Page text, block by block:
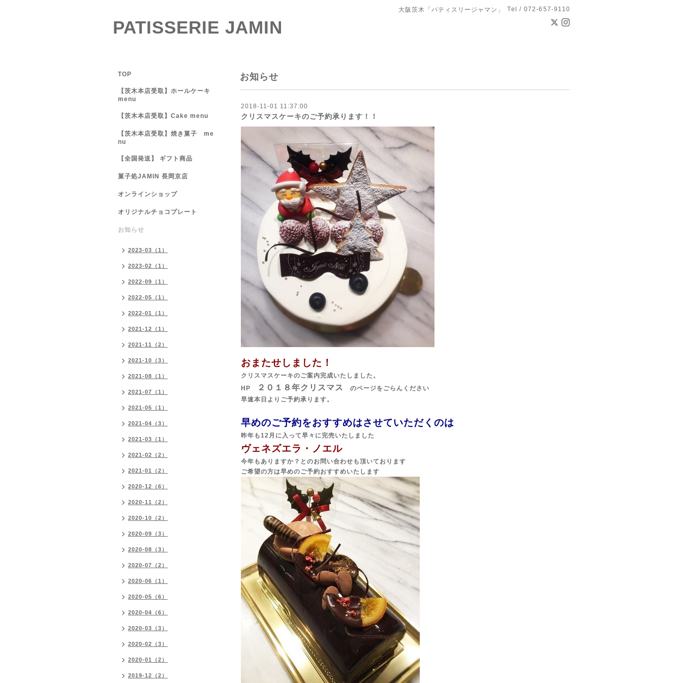
大阪茨木「パティスリージャマン」 Tel / 072-657-9110
PATISSERIE JAMIN
お知らせ
2018-11-01 11:37:00
クリスマスケーキのご予約承ります！！
おまたせしました！
クリスマスケーキのご案内完成いたしました。
HP
２０１８年クリスマス
のページをごらんください
早速本日よりご予約承ります。
早めのご予約をおすすめはさせていただくのは
昨年も12月に入って早々に完売いたしました
ヴェネズエラ・ノエル
今年もありますか？とのお問い合わせも頂いております
ご希望の方は早めのご予約おすすめいたします
TOP
【茨木本店受取】ホールケーキ
menu
【茨木本店受取】Cake menu
【茨木本店受取】焼き菓子 me
nu
【全国発送】 ギフト商品
菓子処JAMIN 長岡京店
オンラインショップ
オリジナルチョコプレート
お知らせ
2023-03（1）
2023-02（1）
2022-09（1）
2022-05（1）
2022-01（1）
2021-12（1）
2021-11（2）
2021-10（3）
2021-08（1）
2021-07（1）
2021-05（1）
2021-04（3）
2021-03（1）
2021-02（2）
2021-01（2）
2020-12（6）
2020-11（2）
2020-10（2）
2020-09（3）
2020-08（3）
2020-07（2）
2020-06（1）
2020-05（6）
2020-04（6）
2020-03（3）
2020-02（3）
2020-01（2）
2019-12（2）